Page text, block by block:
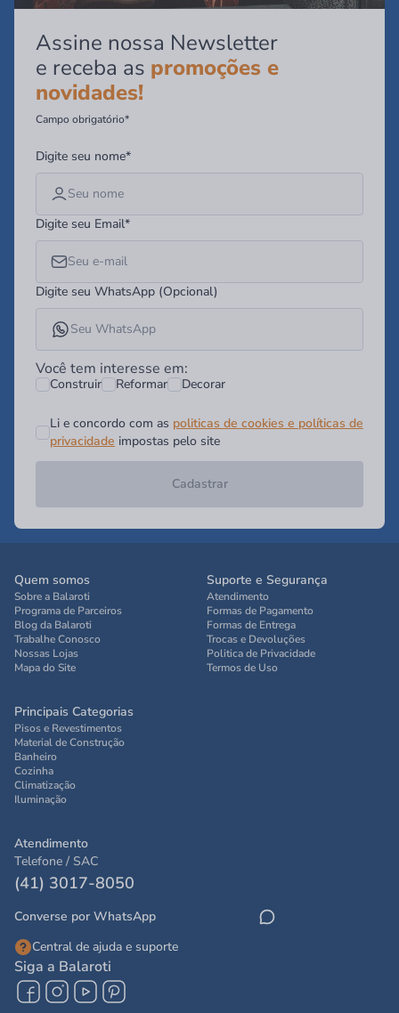
Assine nossa Newsletter
e receba as promoções e
novidades!
Campo obrigatório*
Digite seu nome*
Digite seu Email*
Digite seu WhatsApp (Opcional)
Você tem interesse em:
Construir Reformar Decorar
Li e concordo com as politicas de cookies e políticas de
privacidade impostas pelo site
Cadastrar
Quem somos
Sobre a Balaroti
Programa de Parceiros
Blog da Balaroti
Trabalhe Conosco
Nossas Lojas
Mapa do Site
Suporte e Segurança
Atendimento
Formas de Pagamento
Formas de Entrega
Trocas e Devoluções
Politica de Privacidade
Termos de Uso
Principais Categorias
Pisos e Revestimentos
Material de Construção
Banheiro
Cozinha
Climatização
Iluminação
Atendimento
Telefone / SAC
(41) 3017-8050
Converse por WhatsApp
Central de ajuda e suporte
Siga a Balaroti